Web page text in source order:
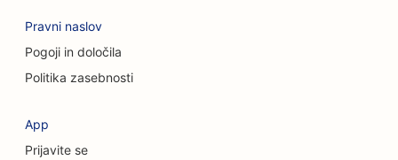
SEO za kraniofacialne kirurge
SEO za kavarne
Pravni naslov
Pogoji in določila
Politika zasebnosti
App
Prijavite se